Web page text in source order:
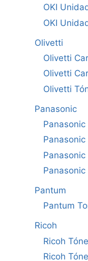
OKI
OKI
Olivetti
Olivetti
Olivetti
Olivetti
Panasonic
Pantum
Pantum
Ricoh
Ricoh
Ricoh